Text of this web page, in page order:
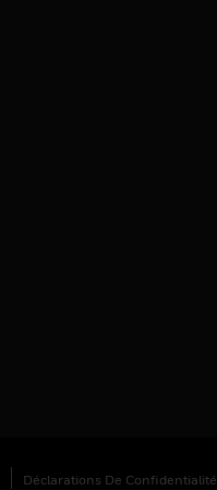
Déclarations De Confidentialité